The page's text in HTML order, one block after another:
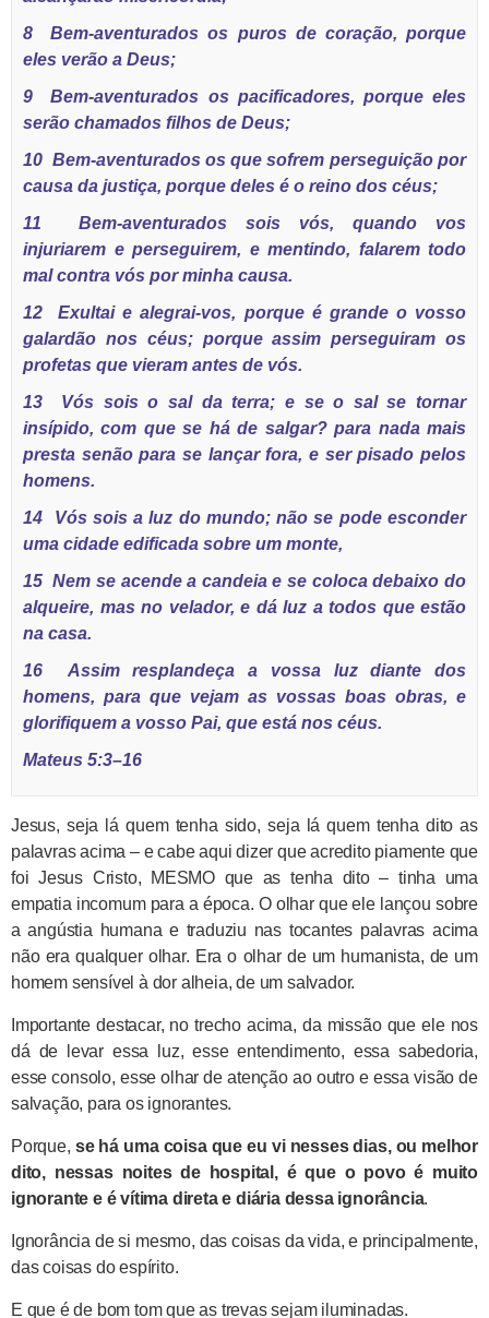
8 Bem-aventurados os puros de coração, porque
eles verão a Deus;
9 Bem-aventurados os pacificadores, porque eles
serão chamados filhos de Deus;
10 Bem-aventurados os que sofrem perseguição por
causa da justiça, porque deles é o reino dos céus;
11 Bem-aventurados sois vós, quando vos
injuriarem e perseguirem, e mentindo, falarem todo
mal contra vós por minha causa.
12 Exultai e alegrai-vos, porque é grande o vosso
galardão nos céus; porque assim perseguiram os
profetas que vieram antes de vós.
13 Vós sois o sal da terra; e se o sal se tornar
insípido, com que se há de salgar? para nada mais
presta senão para se lançar fora, e ser pisado pelos
homens.
14 Vós sois a luz do mundo; não se pode esconder
uma cidade edificada sobre um monte,
15 Nem se acende a candeia e se coloca debaixo do
alqueire, mas no velador, e dá luz a todos que estão
na casa.
16 Assim resplandeça a vossa luz diante dos
homens, para que vejam as vossas boas obras, e
glorifiquem a vosso Pai, que está nos céus.
Mateus 5:3–16
Jesus, seja lá quem tenha sido, seja lá quem tenha dito as
palavras acima – e cabe aqui dizer que acredito piamente que
foi Jesus Cristo, MESMO que as tenha dito – tinha uma
empatia incomum para a época. O olhar que ele lançou sobre
a angústia humana e traduziu nas tocantes palavras acima
não era qualquer olhar. Era o olhar de um humanista, de um
homem sensível à dor alheia, de um salvador.
Importante destacar, no trecho acima, da missão que ele nos
dá de levar essa luz, esse entendimento, essa sabedoria,
esse consolo, esse olhar de atenção ao outro e essa visão de
salvação, para os ignorantes.
Porque, se há uma coisa que eu vi nesses dias, ou melhor
dito, nessas noites de hospital, é que o povo é muito
ignorante e é vítima direta e diária dessa ignorância.
Ignorância de si mesmo, das coisas da vida, e principalmente,
das coisas do espírito.
E que é de bom tom que as trevas sejam iluminadas.